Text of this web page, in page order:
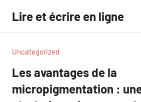
contenu
Lire et écrire en ligne
Uncategorized
Les avantages de la
micropigmentation :